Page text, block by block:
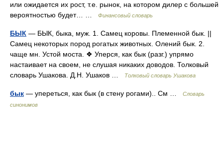
или ожидается их рост, т.е. рынок, на котором дилер с большей
вероятностью будет… …
Финансовый словарь
БЫК — БЫК, быка, муж. 1. Самец коровы. Племенной бык. ||
Самец некоторых пород рогатых животных. Олений бык. 2.
чаще мн. Устой моста. ❖ Уперся, как бык (разг.) упрямо
настаивает на своем, не слушая никаких доводов. Толковый
словарь Ушакова. Д.Н. Ушаков …
Толковый словарь Ушакова
бык — упереться, как бык (в стену рогами).. См …
Словарь
синонимов